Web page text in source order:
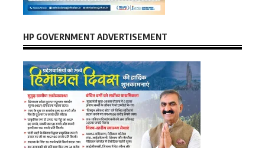
HP GOVERNMENT ADVERTISEMENT